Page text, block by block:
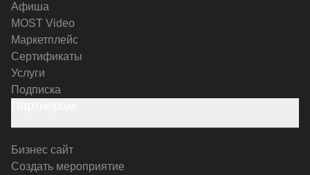
Афиша
MOST Video
Маркетплейс
Сертификаты
Услуги
Подписка
Бизнес сайт
Создать мероприятие